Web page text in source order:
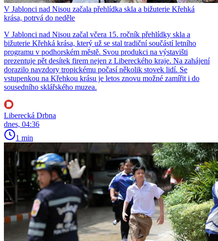
V Jablonci nad Nisou začala přehlídka skla a bižuterie Křehká
krása, potrvá do neděle
V Jablonci nad Nisou začal včera 15. ročník přehlídky skla a
bižuterie Křehká krása, který už se stal tradiční součástí letního
programu v podhorském městě. Svou produkci na výstavišti
prezentuje pět desítek firem nejen z Libereckého kraje. Na zahájení
dorazilo navzdory tropickému počasí několik stovek lidí. Se
vstupenkou na Křehkou krásu je letos znovu možné zamířit i do
sousedního sklářského muzea.
Liberecká Drbna
dnes, 04:36
1 min